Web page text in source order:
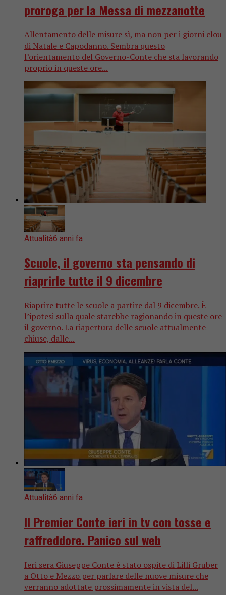
proroga per la Messa di mezzanotte
Allentamento delle misure sì, ma non per i giorni clou
di Natale e Capodanno. Sembra questo
l’orientamento del Governo-Conte che sta lavorando
proprio in queste ore...
Attualità6 anni fa
Scuole, il governo sta pensando di
riaprirle tutte il 9 dicembre
Riaprire tutte le scuole a partire dal 9 dicembre. È
l’ipotesi sulla quale starebbe ragionando in queste ore
il governo. La riapertura delle scuole attualmente
chiuse, dalle...
Attualità6 anni fa
Il Premier Conte ieri in tv con tosse e
raffreddore. Panico sul web
Ieri sera Giuseppe Conte è stato ospite di Lilli Gruber
a Otto e Mezzo per parlare delle nuove misure che
verranno adottate prossimamente in vista del...